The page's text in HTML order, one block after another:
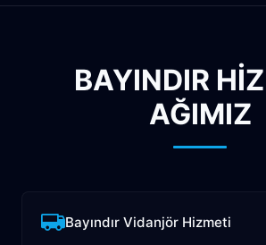
BAYINDIR
AĞIMIZ
Bayındır Vidanjör Hizmeti